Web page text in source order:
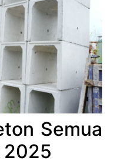
Semua
2025